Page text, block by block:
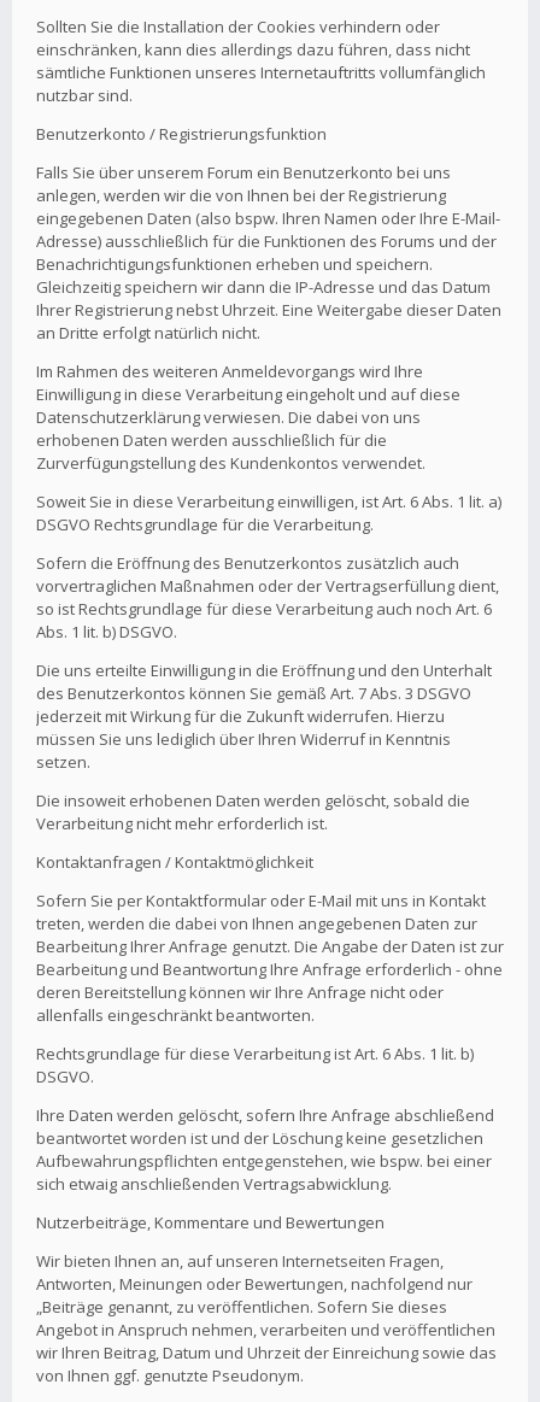
Sollten Sie die Installation der Cookies verhindern oder
einschränken, kann dies allerdings dazu führen, dass nicht
sämtliche Funktionen unseres Internetauftritts vollumfänglich
nutzbar sind.
Benutzerkonto / Registrierungsfunktion
Falls Sie über unserem Forum ein Benutzerkonto bei uns
anlegen, werden wir die von Ihnen bei der Registrierung
eingegebenen Daten (also bspw. Ihren Namen oder Ihre E-Mail-
Adresse) ausschließlich für die Funktionen des Forums und der
Benachrichtigungsfunktionen erheben und speichern.
Gleichzeitig speichern wir dann die IP-Adresse und das Datum
Ihrer Registrierung nebst Uhrzeit. Eine Weitergabe dieser Daten
an Dritte erfolgt natürlich nicht.
Im Rahmen des weiteren Anmeldevorgangs wird Ihre
Einwilligung in diese Verarbeitung eingeholt und auf diese
Datenschutzerklärung verwiesen. Die dabei von uns
erhobenen Daten werden ausschließlich für die
Zurverfügungstellung des Kundenkontos verwendet.
Soweit Sie in diese Verarbeitung einwilligen, ist Art. 6 Abs. 1 lit. a)
DSGVO Rechtsgrundlage für die Verarbeitung.
Sofern die Eröffnung des Benutzerkontos zusätzlich auch
vorvertraglichen Maßnahmen oder der Vertragserfüllung dient,
so ist Rechtsgrundlage für diese Verarbeitung auch noch Art. 6
Abs. 1 lit. b) DSGVO.
Die uns erteilte Einwilligung in die Eröffnung und den Unterhalt
des Benutzerkontos können Sie gemäß Art. 7 Abs. 3 DSGVO
jederzeit mit Wirkung für die Zukunft widerrufen. Hierzu
müssen Sie uns lediglich über Ihren Widerruf in Kenntnis
setzen.
Die insoweit erhobenen Daten werden gelöscht, sobald die
Verarbeitung nicht mehr erforderlich ist.
Kontaktanfragen / Kontaktmöglichkeit
Sofern Sie per Kontaktformular oder E-Mail mit uns in Kontakt
treten, werden die dabei von Ihnen angegebenen Daten zur
Bearbeitung Ihrer Anfrage genutzt. Die Angabe der Daten ist zur
Bearbeitung und Beantwortung Ihre Anfrage erforderlich - ohne
deren Bereitstellung können wir Ihre Anfrage nicht oder
allenfalls eingeschränkt beantworten.
Rechtsgrundlage für diese Verarbeitung ist Art. 6 Abs. 1 lit. b)
DSGVO.
Ihre Daten werden gelöscht, sofern Ihre Anfrage abschließend
beantwortet worden ist und der Löschung keine gesetzlichen
Aufbewahrungspflichten entgegenstehen, wie bspw. bei einer
sich etwaig anschließenden Vertragsabwicklung.
Nutzerbeiträge, Kommentare und Bewertungen
Wir bieten Ihnen an, auf unseren Internetseiten Fragen,
Antworten, Meinungen oder Bewertungen, nachfolgend nur
„Beiträge genannt, zu veröffentlichen. Sofern Sie dieses
Angebot in Anspruch nehmen, verarbeiten und veröffentlichen
wir Ihren Beitrag, Datum und Uhrzeit der Einreichung sowie das
von Ihnen ggf. genutzte Pseudonym.